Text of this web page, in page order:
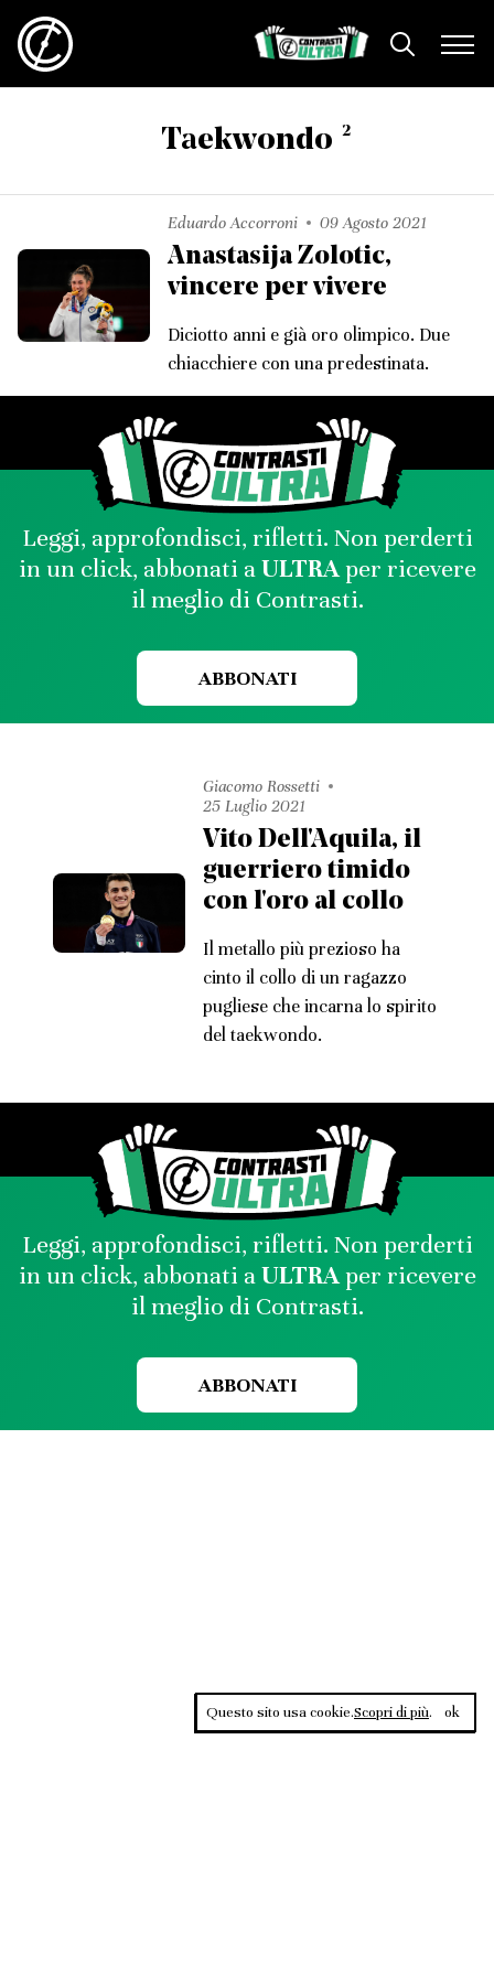
Taekwondo 2
Eduardo Accorroni 09 Agosto 2021
Anastasija Zolotic,
vincere per vivere
Diciotto anni e già oro olimpico. Due
chiacchiere con una predestinata.
Leggi, approfondisci, rifletti. Non perderti
in un click, abbonati aULTRAper ricevere
il meglio di Contrasti.
ABBONATI
Giacomo Rossetti
25 Luglio 2021
Vito Dell'Aquila, il
guerriero timido
con l'oro al collo
Il metallo più prezioso ha
cinto il collo di un ragazzo
pugliese che incarna lo spirito
del taekwondo.
Leggi, approfondisci, rifletti. Non perderti
in un click, abbonati aULTRAper ricevere
il meglio di Contrasti.
ABBONATI
Questo sito usa cookie.Scopri di più. ok